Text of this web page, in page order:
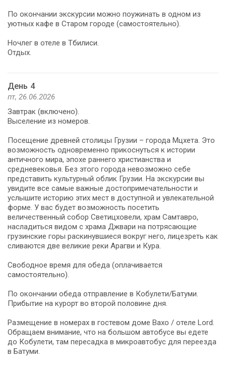
По окончании экскурсии можно поужинать в одном из
уютных кафе в Старом городе (самостоятельно).
Ночлег в отеле в Тбилиси.
Отдых.
День 4
пт, 26.06.2026
Завтрак (включено).
Выселение из номеров.
Посещение древней столицы Грузии – города Мцхета. Это
возможность одновременно прикоснуться к истории
античного мира, эпохе раннего христианства и
средневековья. Без этого города невозможно себе
представить культурный облик Грузии. На экскурсии вы
увидите все самые важные достопримечательности и
услышите историю этих мест в доступной и увлекательной
форме. У вас будет возможность посетить
величественный собор Светицховели, храм Самтавро,
насладиться видом с храма Джвари на потрясающие
грузинские горы раскинувшиеся вокруг него, лицезреть как
сливаются две великие реки Арагви и Кура.
Свободное время для обеда (оплачивается
самостоятельно).
По окончании обеда отправление в Кобулети/Батуми.
Прибытие на курорт во второй половине дня.
Размещение в номерах в гостевом доме Вахо / отеле Lord.
Обращаем внимание, что на большом автобусе вы едете
до Кобулети, там пересадка в микроавтобус для переезда
в Батуми.